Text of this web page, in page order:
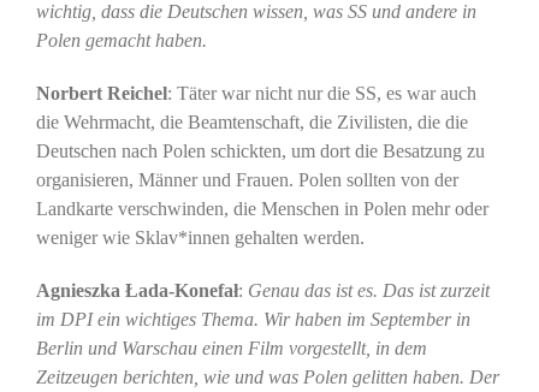
wichtig, dass die Deutschen wissen, was SS und andere in
Polen gemacht haben.
Norbert Reichel: Täter war nicht nur die SS, es war auch
die Wehrmacht, die Beamtenschaft, die Zivilisten, die die
Deutschen nach Polen schickten, um dort die Besatzung zu
organisieren, Männer und Frauen. Polen sollten von der
Landkarte verschwinden, die Menschen in Polen mehr oder
weniger wie Sklav*innen gehalten werden.
Agnieszka Łada-Konefał: Genau das ist es. Das ist zurzeit
im DPI ein wichtiges Thema. Wir haben im September in
Berlin und Warschau einen Film vorgestellt, in dem
Zeitzeugen berichten, wie und was Polen gelitten haben. Der